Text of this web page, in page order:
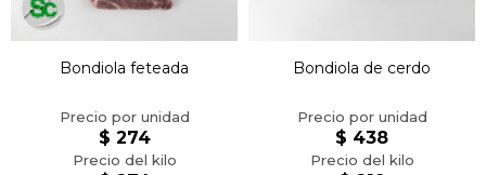
Bondiola feteada
$ 274
Bondiola de cerdo
$ 438